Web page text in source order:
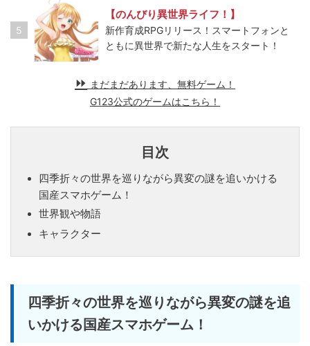
5
【のんびり異世界ライフ！】
新作育成RPGリリース！スマートフォンと
ともに異世界で新たな人生をスタート！
まだまだあります、無料ゲーム！
G123公式のゲームはこちら！
目次
四季折々の世界を巡りながら異変の謎を追いかける
国産スマホゲーム！
世界観や物語
キャラクター
四季折々の世界を巡りながら異変の謎を追
いかける国産スマホゲーム！